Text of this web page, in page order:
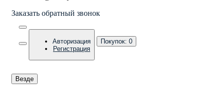
Заказать обратный звонок
Авторизация
Регистрация
Покупок: 0
Везде